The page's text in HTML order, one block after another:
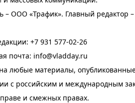
– ООО «Трафик». Главный редактор
+7 931 577-02-26
почта: info@vladday.ru
любые материалы,
с российским и международным
и смежных правах.